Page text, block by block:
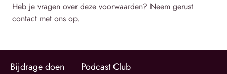
Heb je vragen over deze voorwaarden? Neem gerust
contact met ons op.
Bijdrage doen
Podcast Club